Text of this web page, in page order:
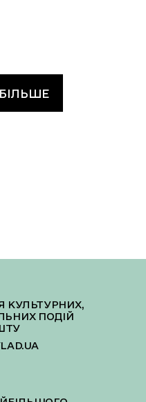
КУЛЬТУРНИХ,
ПОДІЙ